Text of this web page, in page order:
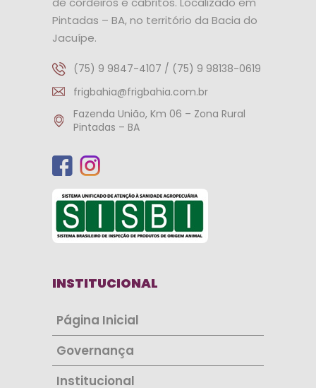
Pintadas – BA, no território da Bacia do
Jacuípe.
(75) 9 9847-4107 / (75) 9 98138-0619
frigbahia@frigbahia.com.br
Fazenda União, Km 06 – Zona Rural
Pintadas – BA
INSTITUCIONAL
Página Inicial
Governança
Institucional